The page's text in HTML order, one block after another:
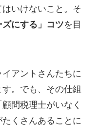
いけないこと。そ
ズにする」コツを目
アントさんたちに
。でも、その仕組
問税理士がいなく
くさんあることに